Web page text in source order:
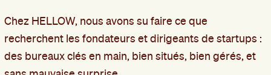
Chez HELLOW, nous avons su faire ce que
recherchent les fondateurs et dirigeants de startups :
des bureaux clés en main, bien situés, bien gérés, et